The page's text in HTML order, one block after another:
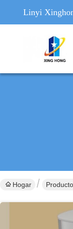
Linyi
Hogar